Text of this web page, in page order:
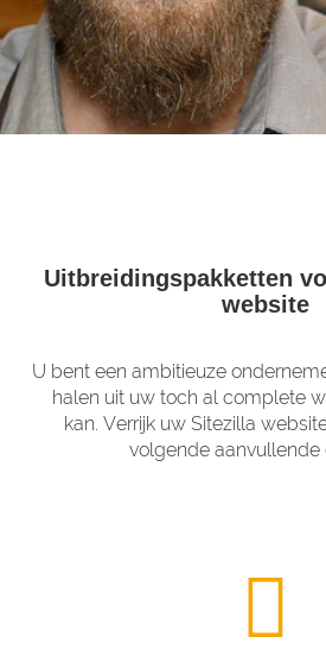
Uitbreidingspakketten
website
U bent een ambitieuze
halen uit uw toch al complete
kan. Verrijk uw Sitezilla
volgende aanvullende